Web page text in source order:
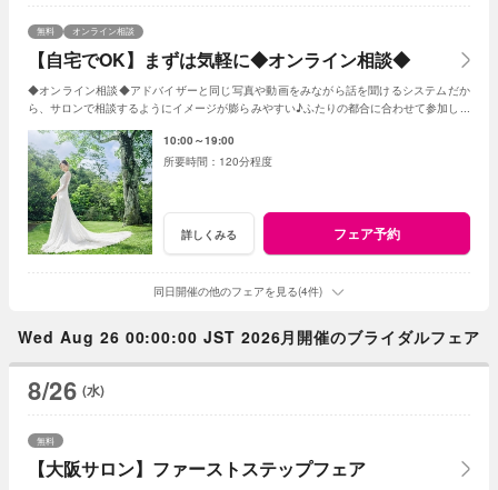
【自宅でOK】まずは気軽に◆オンライン相談◆
無料 オンライン相談
◆オンライン相談◆アドバイザーと同じ写真や動画をみながら話を聞けるシステムだか
ら、サロンで相談するようにイメージが膨らみやすい♪ふたりの都合に合わせて参加しよ
10:00～19:00
120分程度
詳しくみる フェア予約
同日開催の他のフェアを見る(4件)
Wed Aug 26 00:00:00 JST 2026月開催のブライダルフェア
8/26 (水)
【大阪サロン】ファーストステップフェア
無料